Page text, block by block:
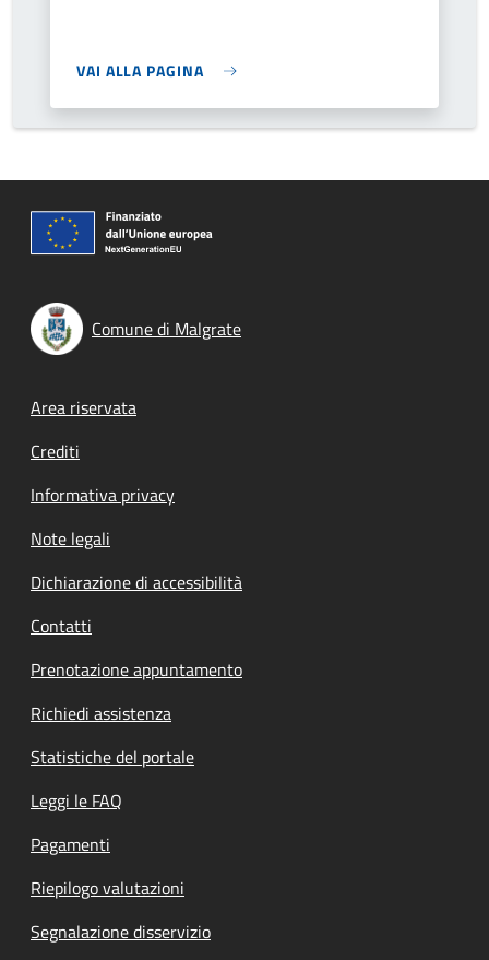
VAI ALLA PAGINA
Comune di Malgrate
Footer menu
Area riservata
Crediti
Informativa privacy
Note legali
Dichiarazione di accessibilità
Contatti
Prenotazione appuntamento
Richiedi assistenza
Statistiche del portale
Leggi le FAQ
Pagamenti
Riepilogo valutazioni
Segnalazione disservizio